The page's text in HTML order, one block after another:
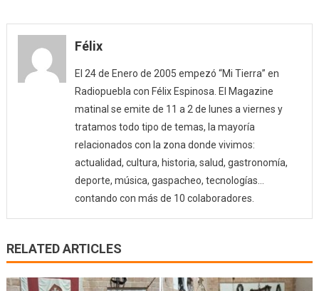
Félix
El 24 de Enero de 2005 empezó “Mi Tierra” en
Radiopuebla con Félix Espinosa. El Magazine
matinal se emite de 11 a 2 de lunes a viernes y
tratamos todo tipo de temas, la mayoría
relacionados con la zona donde vivimos:
actualidad, cultura, historia, salud, gastronomía,
deporte, música, gaspacheo, tecnologías…
contando con más de 10 colaboradores.
RELATED ARTICLES